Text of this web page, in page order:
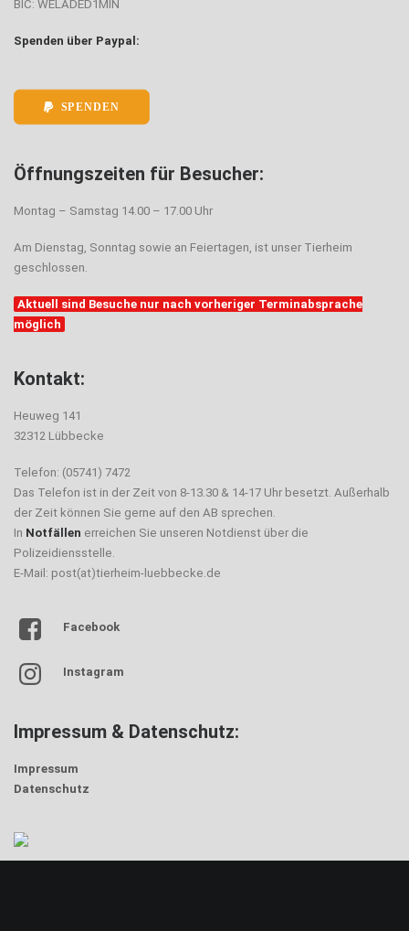
BIC: WELADED1MIN
Spenden über Paypal:
SPENDEN
Öffnungszeiten für Besucher:
Montag – Samstag 14.00 – 17.00 Uhr
Am Dienstag, Sonntag sowie an Feiertagen, ist unser Tierheim
geschlossen.
Aktuell sind Besuche nur nach vorheriger Terminabsprache
möglich
Kontakt:
Heuweg 141
32312 Lübbecke
Telefon: (05741) 7472
Das Telefon ist in der Zeit von 8-13.30 & 14-17 Uhr besetzt. Außerhalb
der Zeit können Sie gerne auf den AB sprechen.
In Notfällen erreichen Sie unseren Notdienst über die
Polizeidiensstelle.
E-Mail: post(at)tierheim-luebbecke.de
Facebook
Instagram
Impressum & Datenschutz:
Impressum
Datenschutz